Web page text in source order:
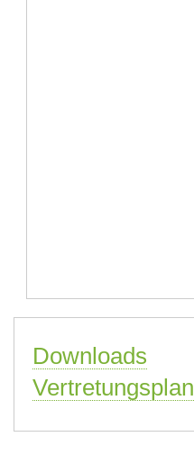
Downloads
Vertretungsplan